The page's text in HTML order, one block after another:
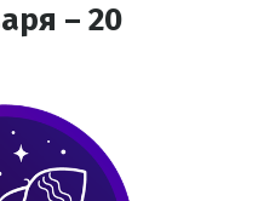
– 20